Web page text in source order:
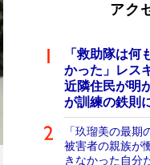
アク
「救助隊は何
かった」レス
近隣住民が明
が訓練の鉄則
「玖瑠美の最
被害者の親族が
きなかった自分